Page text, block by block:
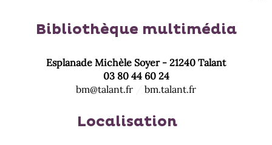
Bibliothèque multimédia
Esplanade Michèle Soyer - 21240 Talant
03 80 44 60 24
bm@talant.fr
bm.talant.fr
Localisation